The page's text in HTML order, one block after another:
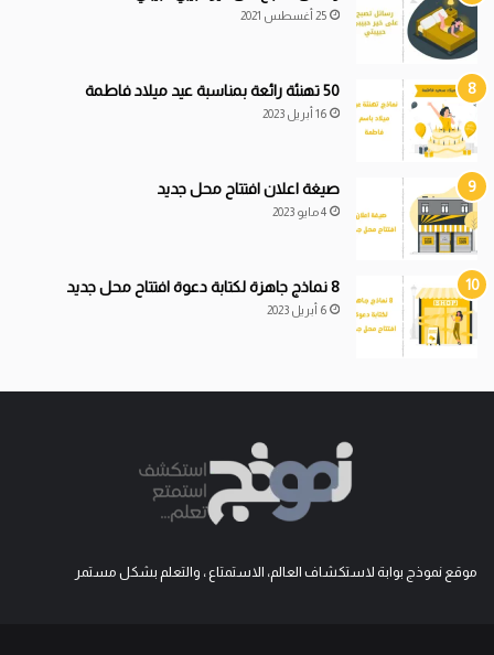
25 أغسطس 2021
50 تهنئة رائعة بمناسبة عيد ميلاد فاطمة
16 أبريل 2023
صيغة اعلان افتتاح محل جديد
4 مايو 2023
8 نماذج جاهزة لكتابة دعوة افتتاح محل جديد
6 أبريل 2023
موقع نموذج بوابة لاستكشاف العالم، الاستمتاع ، والتعلم بشكل مستمر